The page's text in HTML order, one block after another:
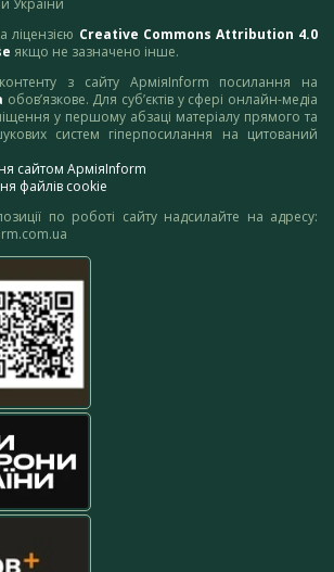
України
ліцензією Creative Commons Attribution 4.0
якщо не зазначено інше.
з сайту АрміяInform посилання на
обов’язкове. Для суб’єктів у сфері онлайн-медіа
у першому абзаці матеріалу прямого та
систем гіперпосилання на цитований
сайтом АрміяInform
файлів cookie
по роботі сайту надсилайте на адресу: